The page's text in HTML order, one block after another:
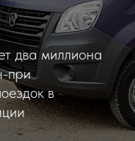
два миллиона
при
в